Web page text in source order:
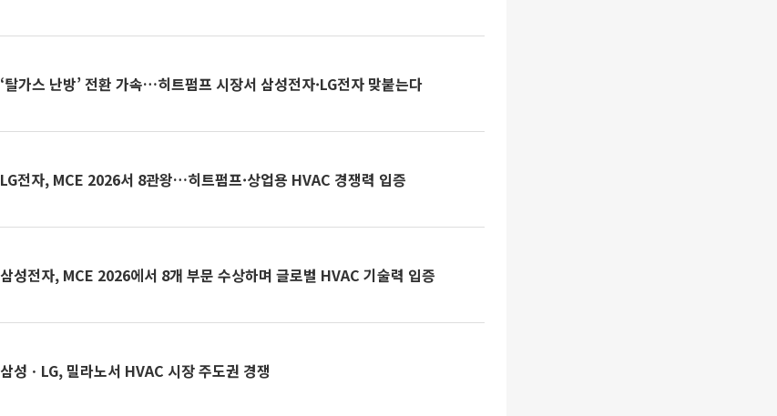
‘탈가스 난방’ 전환 가속…히트펌프 시장서 삼성전자·LG전자 맞붙는다
LG전자, MCE 2026서 8관왕…히트펌프·상업용 HVAC 경쟁력 입증
삼성전자, MCE 2026에서 8개 부문 수상하며 글로벌 HVAC 기술력 입증
삼성ㆍLG, 밀라노서 HVAC 시장 주도권 경쟁